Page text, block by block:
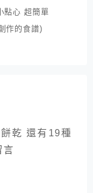
點心 超簡單
作的食譜)
乾 還有19種
言